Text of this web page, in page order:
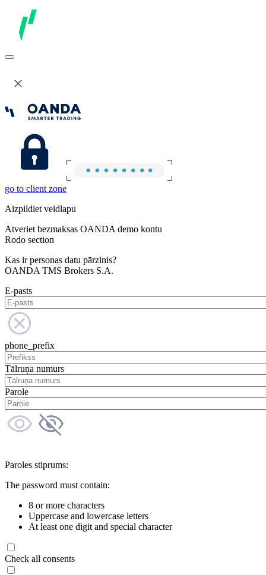
go to client zone
Aizpildiet veidlapu
Atveriet bezmaksas OANDA demo kontu
Rodo section
Kas ir personas datu pārzinis?
OANDA TMS Brokers S.A.
E-pasts
phone_prefix
Tālruņa numurs
Parole
Paroles stiprums:
The password must contain:
8 or more characters
Uppercase and lowercase letters
At least one digit and special character
Check all consents